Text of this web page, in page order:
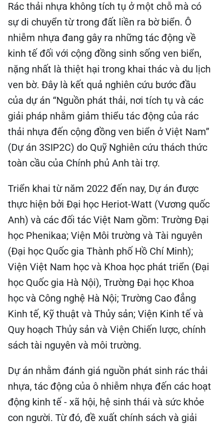
Rác thải nhựa không tích tụ ở một chỗ mà có
sự di chuyển từ trong đất liền ra bờ biển. Ô
nhiễm nhựa đang gây ra những tác động về
kinh tế đối với cộng đồng sinh sống ven biển,
nặng nhất là thiệt hại trong khai thác và du lịch
ven bờ. Đây là kết quả nghiên cứu bước đầu
của dự án “Nguồn phát thải, nơi tích tụ và các
giải pháp nhằm giảm thiểu tác động của rác
thải nhựa đến cộng đồng ven biển ở Việt Nam”
(Dự án 3SIP2C) do Quỹ Nghiên cứu thách thức
toàn cầu của Chính phủ Anh tài trợ.
Triển khai từ năm 2022 đến nay, Dự án được
thực hiện bởi Đại học Heriot-Watt (Vương quốc
Anh) và các đối tác Việt Nam gồm: Trường Đại
học Phenikaa; Viện Môi trường và Tài nguyên
(Đại học Quốc gia Thành phố Hồ Chí Minh);
Viện Việt Nam học và Khoa học phát triển (Đại
học Quốc gia Hà Nội), Trường Đại học Khoa
học và Công nghệ Hà Nội; Trường Cao đẳng
Kinh tế, Kỹ thuật và Thủy sản; Viện Kinh tế và
Quy hoạch Thủy sản và Viện Chiến lược, chính
sách tài nguyên và môi trường.
Dự án nhằm đánh giá nguồn phát sinh rác thải
nhựa, tác động của ô nhiễm nhựa đến các hoạt
động kinh tế - xã hội, hệ sinh thái và sức khỏe
con người. Từ đó, đề xuất chính sách và giải